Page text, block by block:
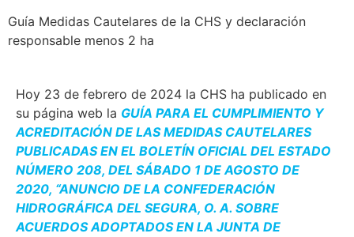
Guía Medidas Cautelares de la CHS y declaración
responsable menos 2 ha
Hoy 23 de febrero de 2024 la CHS ha publicado en
su página web la GUÍA PARA EL CUMPLIMIENTO Y
ACREDITACIÓN DE LAS MEDIDAS CAUTELARES
PUBLICADAS EN EL BOLETÍN OFICIAL DEL ESTADO
NÚMERO 208, DEL SÁBADO 1 DE AGOSTO DE
2020, “ANUNCIO DE LA CONFEDERACIÓN
HIDROGRÁFICA DEL SEGURA, O. A. SOBRE
ACUERDOS ADOPTADOS EN LA JUNTA DE